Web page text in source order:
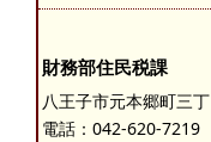
財務部住民税課
八王子市元本郷町三
電話： 042-620-7219